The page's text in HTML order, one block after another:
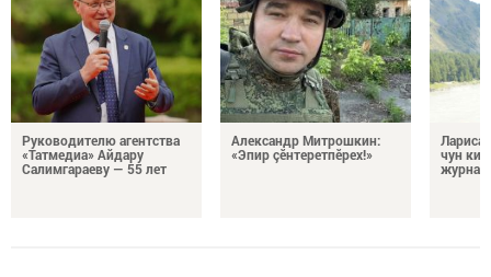
Руководителю агентства
«Татмедиа» Айдару
Салимгараеву — 55 лет
Александр Митрошкин:
«Эпир çӗнтеретпӗрех!»
Лариса
чун